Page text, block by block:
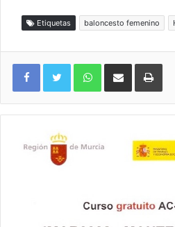
Etiquetas baloncesto femenino
WhatsAppCompartir por correo electrónico